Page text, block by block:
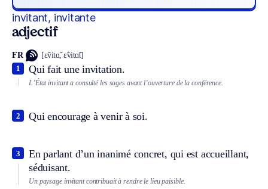
invitant, invitante
adjectif
FR [ɛ̃vitɑ̃, ɛ̃vitɑ̃t]
Qui fait une invitation.
1
L’État invitant a consulté les sages avant l’ouverture de la conférence.
Qui encourage à venir à soi.
2
En parlant d’un inanimé concret, qui est accueillant,
séduisant.
3
Un paysage invitant contribuait à rendre le lieu paisible.